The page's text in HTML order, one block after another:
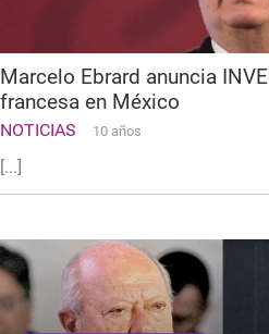
Marcelo Ebrard anuncia
francesa en México
NOTICIAS 10 años
[...]